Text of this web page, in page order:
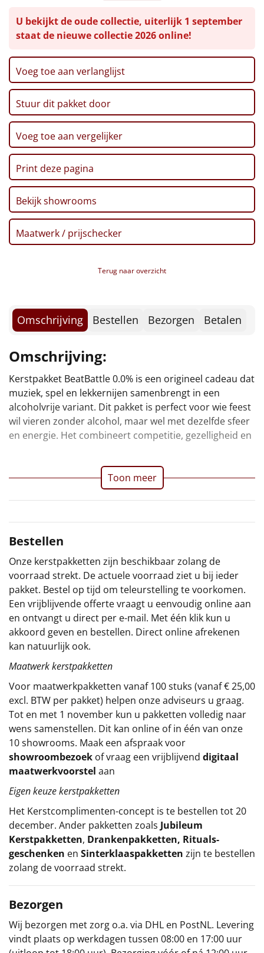
Artikel
Hitster NIEUW
Pizzarette
Tas
Wake up light
NIEUW
Borrelplank
Warmtekussen
Slowcooker
Alle artikelen
Overige
Ideeën
Personeel
Doe het zelf
Sinterklaaspakketten
Kerstgeschenken 2026
Cadeaubon
Per stuk
Alle overige
Verpakt in een feestelijke geschenkdoos, 38 x 28 x
12 cm
U bekijkt de oude collectie, uiterlijk 1 september
staat de nieuwe collectie 2026 online!
Voeg toe aan verlanglijst
Stuur dit pakket door
Voeg toe aan vergelijker
Print deze pagina
Bekijk showrooms
Maatwerk / prijschecker
Terug naar overzicht
Omschrijving Bestellen Bezorgen Betalen
Omschrijving:
Kerstpakket BeatBattle 0.0% is een origineel cadeau dat
muziek, spel en lekkernijen samenbrengt in een
alcoholvrije variant. Dit pakket is perfect voor wie feest
wil vieren zonder alcohol, maar wel met dezelfde sfeer
en energie. Het combineert competitie, gezelligheid en
smaak in een compleet concept dat iedereen
Toon meer
Bestellen
Onze kerstpakketten zijn beschikbaar zolang de
voorraad strekt. De actuele voorraad ziet u bij ieder
pakket. Bestel op tijd om teleurstelling te voorkomen.
Een vrijblijvende offerte vraagt u eenvoudig online aan
en ontvangt u direct per e-mail. Met één klik kun u
akkoord geven en bestellen. Direct online afrekenen
kan natuurlijk ook.
Maatwerk kerstpakketten
Voor maatwerkpakketten vanaf 100 stuks (vanaf € 25,00
excl. BTW per pakket) helpen onze adviseurs u graag.
Tot en met 1 november kun u pakketten volledig naar
wens samenstellen. Dit kan online of in één van onze
10 showrooms. Maak een afspraak voor
showroombezoek of vraag een vrijblijvend digitaal
maatwerkvoorstel aan
Eigen keuze kerstpakketten
Het Kerstcomplimenten-concept is te bestellen tot 20
december. Ander pakketten zoals Jubileum
Kerstpakketten, Drankenpakketten, Rituals-
geschenken en Sinterklaaspakketten zijn te bestellen
zolang de voorraad strekt.
Bezorgen
Wij bezorgen met zorg o.a. via DHL en PostNL. Levering
vindt plaats op werkdagen tussen 08:00 en 17:00 uur